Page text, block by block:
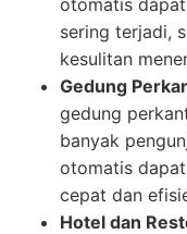
sering terjadi,
kesulitan
Gedung
gedung
banyak
otomatis
cepat dan
Hotel dan